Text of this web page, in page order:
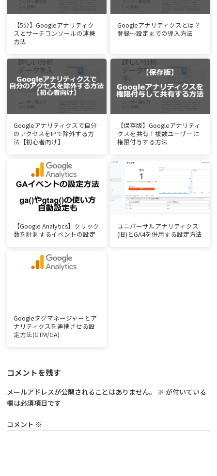
【5分】Googleアナリティク
スとサーチコンソールの連携
方法
Googleアナリティクスとは？
登録～設定までの導入方法
Googleアナリティクスで自分
のアクセスをIPで除外する方
法【初心者向け】
【保存版】Googleアナリティ
クスを共有！複数ユーザーに
権限付与する方法
【Google Analytics】クリック
数を計測するイベントの設定
ユニバーサルアナリティクス
(旧)とGA4を併用する設定方法
Googleタグマネージャーとア
ナリティクスを連携させる設
定方法(GTM/GA)
コメントを残す
メールアドレスが公開されることはありません。 ※ が付いている
欄は必須項目です
コメント ※